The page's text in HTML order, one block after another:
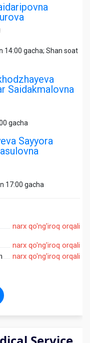
14:00 gacha; Shan soat
Saidakmalovna
gacha
Sayyora
17:00 gacha
narx qo'ng'iroq orqali
narx qo'ng'iroq orqali
narx qo'ng'iroq orqali